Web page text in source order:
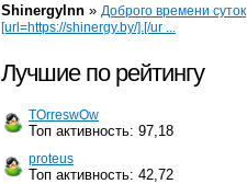
Shinergylnn » Доброго времени суток
[url=https://shinergy.by/].[/ur ...
Лучшие по рейтингу
TOrreswOw
Топ активность: 97,18
proteus
Топ активность: 42,72